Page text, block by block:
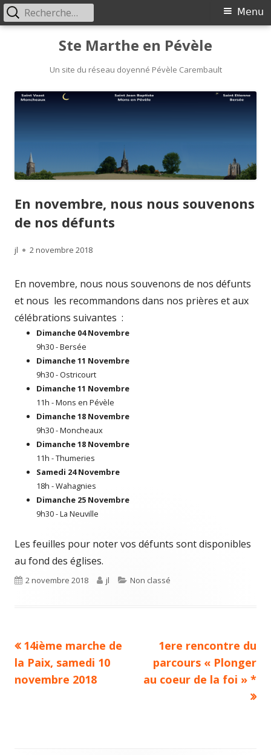
Ste Marthe en Pévèle
Un site du réseau doyenné Pévèle Carembault
Menu
principal
Menu
Rechercher :
En novembre, nous nous souvenons
de nos défunts
Auteur
jl
Publié
2 novembre 2018
En novembre, nous nous souvenons de nos défunts
et nous les recommandons dans nos prières et aux
célébrations suivantes :
Dimanche 04 Novembre
9h30 - Bersée
Dimanche 11 Novembre
9h30 - Ostricourt
Dimanche 11 Novembre
11h - Mons en Pévèle
Dimanche 18 Novembre
9h30 - Moncheaux
Dimanche 18 Novembre
11h - Thumeries
Samedi 24 Novembre
18h - Wahagnies
Dimanche 25 Novembre
9h30 - La Neuville
Les feuilles pour noter vos défunts sont disponibles
au fond des églises.
Publié
2 novembre 2018 Auteur
jl Catégories
Non classé
Navigation
de
Article
précédent :
14ième marche de
la Paix, samedi 10
novembre 2018
Article
suivant :
1ere rencontre du
parcours « Plonger
au coeur de la foi » *